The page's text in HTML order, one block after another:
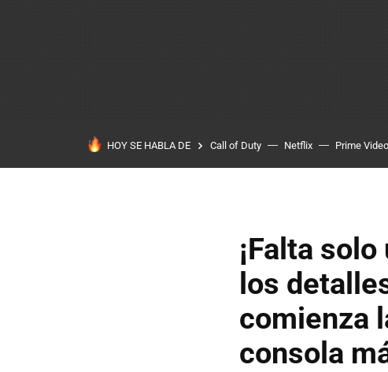
HOY SE HABLA DE Call of Duty Netflix Prime Video
¡Falta
los
comienza
consola